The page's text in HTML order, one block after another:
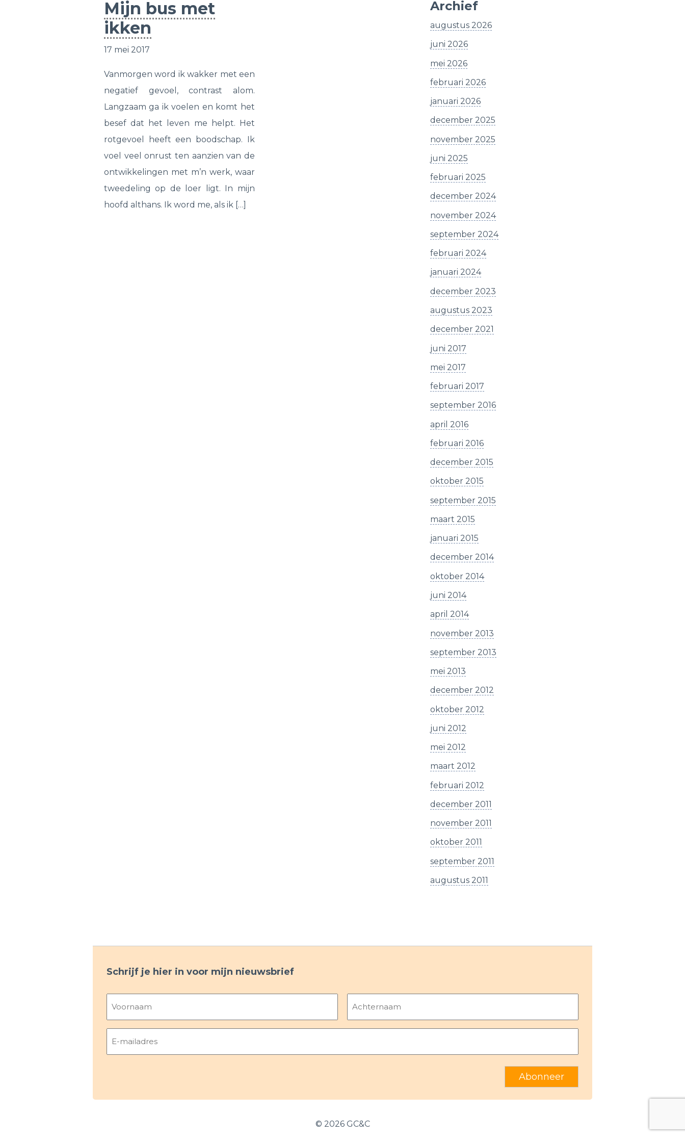
Mijn bus met
ikken
17 mei 2017
Vanmorgen word ik wakker met een
negatief gevoel, contrast alom.
Langzaam ga ik voelen en komt het
besef dat het leven me helpt. Het
rotgevoel heeft een boodschap. Ik
voel veel onrust ten aanzien van de
ontwikkelingen met m’n werk, waar
tweedeling op de loer ligt. In mijn
hoofd althans. Ik word me, als ik […]
Archief
augustus 2026
juni 2026
mei 2026
februari 2026
januari 2026
december 2025
november 2025
juni 2025
februari 2025
december 2024
november 2024
september 2024
februari 2024
januari 2024
december 2023
augustus 2023
december 2021
juni 2017
mei 2017
februari 2017
september 2016
april 2016
februari 2016
december 2015
oktober 2015
september 2015
maart 2015
januari 2015
december 2014
oktober 2014
juni 2014
april 2014
november 2013
september 2013
mei 2013
december 2012
oktober 2012
juni 2012
mei 2012
maart 2012
februari 2012
december 2011
november 2011
oktober 2011
september 2011
augustus 2011
Schrijf je hier in voor mijn nieuwsbrief
Voornaam Achternaam
mailadres
© 2026 GC&C